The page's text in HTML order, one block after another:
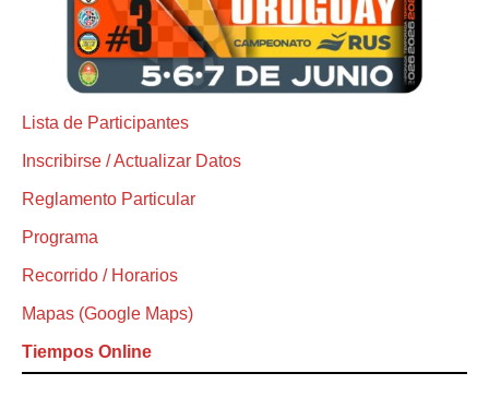
Lista de Participantes
Inscribirse / Actualizar Datos
Reglamento Particular
Programa
Recorrido / Horarios
Mapas (Google Maps)
Tiempos Online